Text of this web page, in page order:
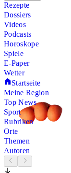
Rezepte
Dossiers
Videos
Podcasts
Horoskope
Spiele
E-Paper
Wetter
Startseite
Meine Region
Top News
Sport
Rubriken
Orte
Themen
Autoren